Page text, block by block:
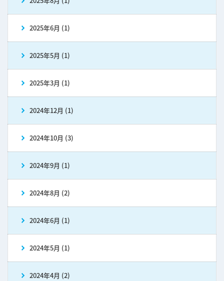
2025年6月 (1)
2025年5月 (1)
2025年3月 (1)
2024年12月 (1)
2024年10月 (3)
2024年9月 (1)
2024年8月 (2)
2024年6月 (1)
2024年5月 (1)
2024年4月 (2)